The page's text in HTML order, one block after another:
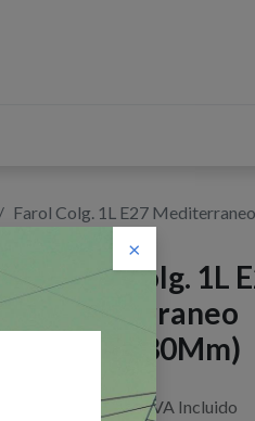
×
Farol Colg. 1L E27
Farol Colg. 1L
Mediterraneo
(450X230Mm)
39,50 IVA Incluido